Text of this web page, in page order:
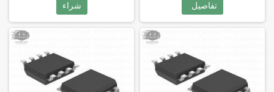
تفاصيل شراء